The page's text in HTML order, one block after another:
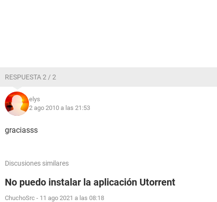
RESPUESTA 2 / 2
elys
2 ago 2010 a las 21:53
graciasss
Discusiones similares
No puedo instalar la aplicación Utorrent
ChuchoSrc - 11 ago 2021 a las 08:18